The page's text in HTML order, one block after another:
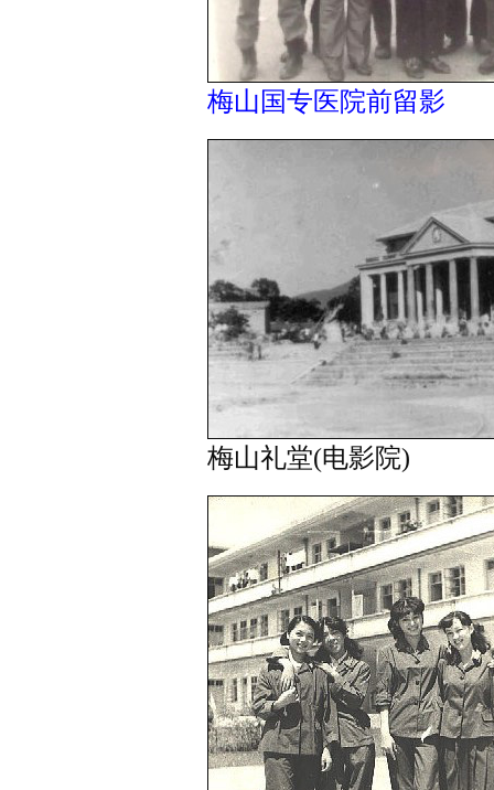
梅山国专医院前留影
梅山礼堂(电影院)